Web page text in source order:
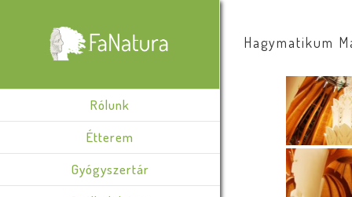
Rólunk
Étterem
Gyógyszertár
Hagymatikum